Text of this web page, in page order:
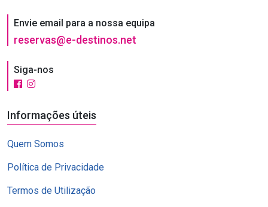
Envie email para a nossa equipa
reservas@e-destinos.net
Siga-nos
Informações úteis
Quem Somos
Política de Privacidade
Termos de Utilização